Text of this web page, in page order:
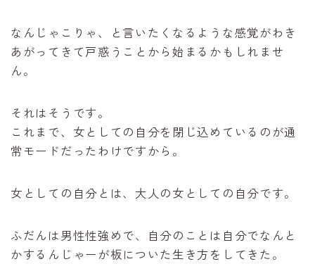
なんじゃこりゃ、と言いたくなるような感覚がわき
あがってきて戸惑うことから始まるかもしれませ
ん。
それはそうです。
これまで、女としての自分を閉じ込めているのが通
常モードだったわけですから。
女としての自分とは、大人の女としての自分です。
ふだんは男性性強めで、自分のことは自分でなんと
かするんじゃーが板についた生き方をしてきた。